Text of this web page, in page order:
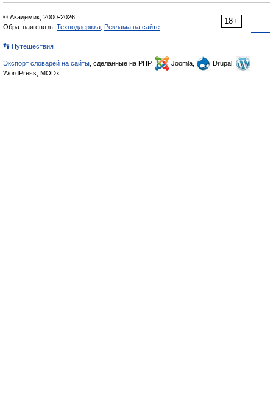
18+
© Академик, 2000-2026
Обратная связь: Техподдержка Реклама на сайте
👣 Путешествия
Экспорт словарей на сайты , сделанные на PHP, Joomla,
Drupal,
WordPress, MODx.